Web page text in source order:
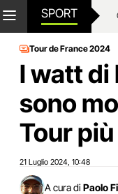
SPORT
Tour de France 2024
I watt di
sono
Tour
21 Luglio 2024 10:48
A cura di Paolo